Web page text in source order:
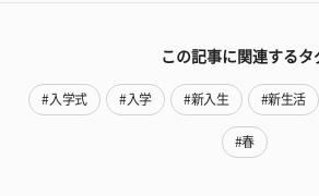
この記事に関連するタ
#入学式 #入学 #新入生 #新生活
#春